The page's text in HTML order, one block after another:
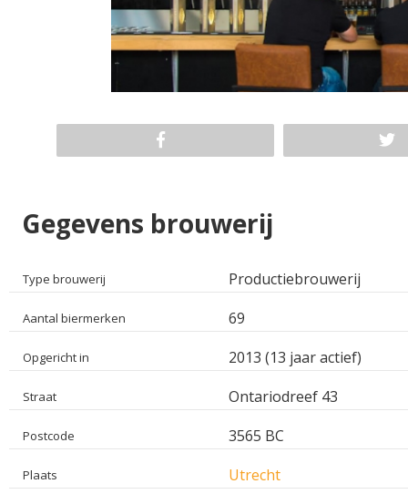
Gegevens brouwerij
Type brouwerij Productiebrouwerij
Aantal biermerken 69
Opgericht in 2013 (13 jaar actief)
Straat Ontariodreef 43
Postcode 3565 BC
Plaats Utrecht